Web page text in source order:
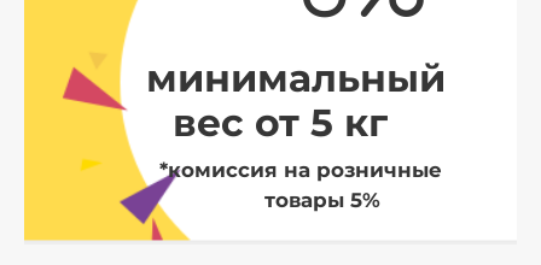
минимальный
вес от 5 кг
*комиссия на розничные
товары 5%